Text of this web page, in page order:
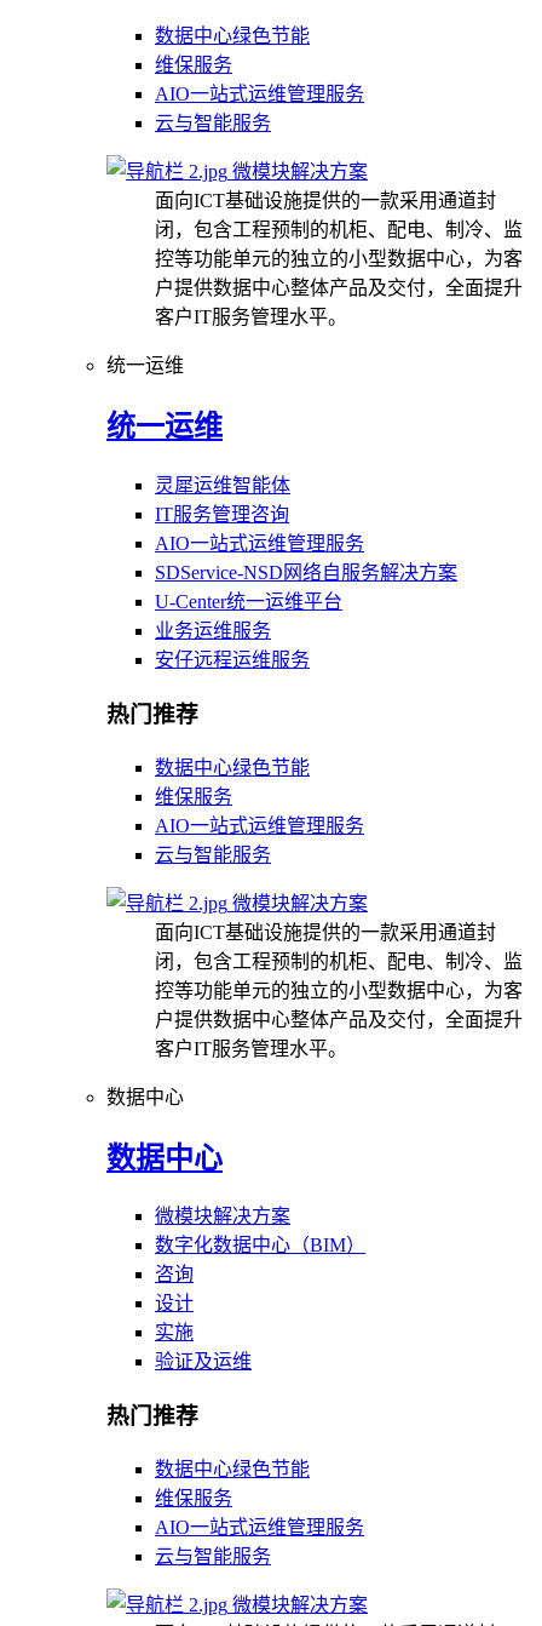
数据中心绿色节能
维保服务
AIO一站式运维管理服务
云与智能服务
微模块解决方案
面向ICT基础设施提供的一款采用通道封
闭，包含工程预制的机柜、配电、制冷、监
控等功能单元的独立的小型数据中心，为客
户提供数据中心整体产品及交付，全面提升
客户IT服务管理水平。
统一运维
统一运维
灵犀运维智能体
IT服务管理咨询
AIO一站式运维管理服务
SDService-NSD网络自服务解决方案
U-Center统一运维平台
业务运维服务
安仔远程运维服务
热门推荐
数据中心绿色节能
维保服务
AIO一站式运维管理服务
云与智能服务
微模块解决方案
面向ICT基础设施提供的一款采用通道封
闭，包含工程预制的机柜、配电、制冷、监
控等功能单元的独立的小型数据中心，为客
户提供数据中心整体产品及交付，全面提升
客户IT服务管理水平。
数据中心
数据中心
微模块解决方案
数字化数据中心（BIM）
咨询
设计
实施
验证及运维
热门推荐
数据中心绿色节能
维保服务
AIO一站式运维管理服务
云与智能服务
微模块解决方案